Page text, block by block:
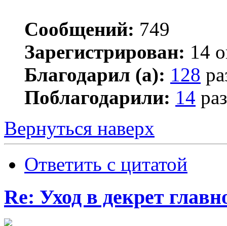
Сообщений: 749
Зарегистрирован: 14
Благодарил (а): 128
Поблагодарили: 14
Вернуться наверх
Ответить с цитатой
Re: Уход в декрет